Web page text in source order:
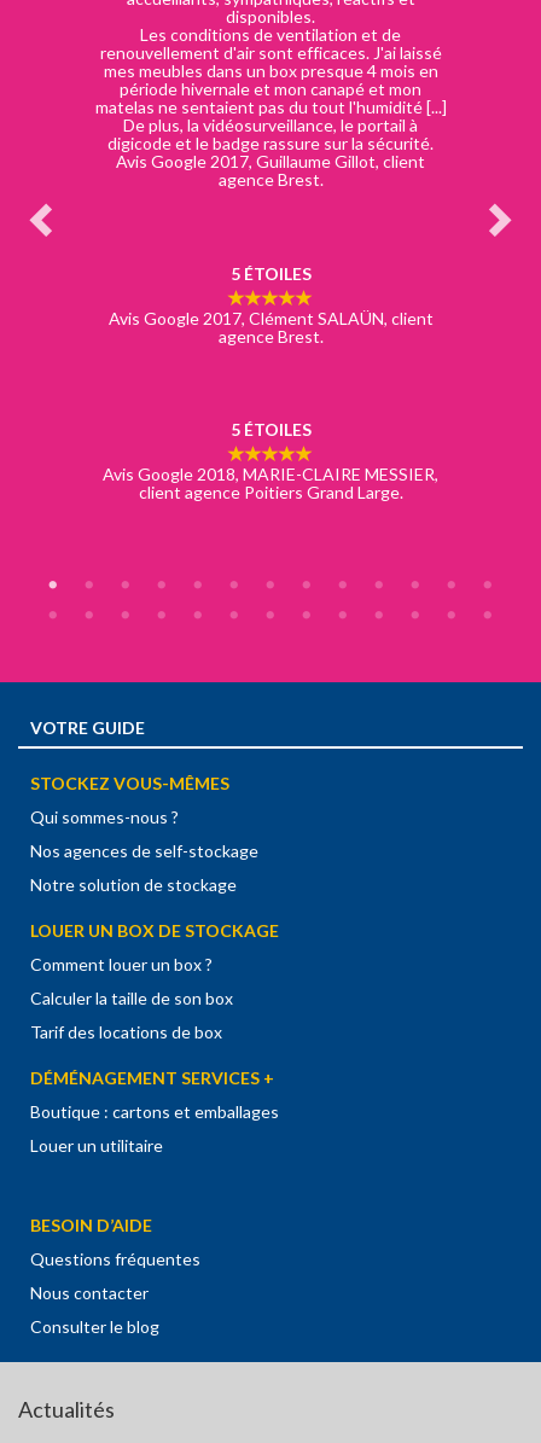
disponibles.
Les conditions de ventilation et de
renouvellement d'air sont efficaces. J'ai laissé
mes meubles dans un box presque 4 mois en
période hivernale et mon canapé et mon
matelas ne sentaient pas du tout l'humidité [...]
De plus, la vidéosurveillance, le portail à
digicode et le badge rassure sur la sécurité.
Avis Google 2017, Guillaume Gillot, client
agence Brest.
5 ÉTOILES
Avis Google 2017, Clément SALAÜN, client
agence Brest.
5 ÉTOILES
Avis Google 2018, MARIE-CLAIRE MESSIER,
client agence Poitiers Grand Large.
VOTRE GUIDE
STOCKEZ VOUS-MÊMES
Qui sommes-nous ?
Nos agences de self-stockage
Notre solution de stockage
LOUER UN BOX DE STOCKAGE
Comment louer un box ?
Calculer la taille de son box
Tarif des locations de box
DÉMÉNAGEMENT SERVICES +
Boutique : cartons et emballages
Louer un utilitaire
BESOIN D’AIDE
Questions fréquentes
Nous contacter
Consulter le blog
Actualités